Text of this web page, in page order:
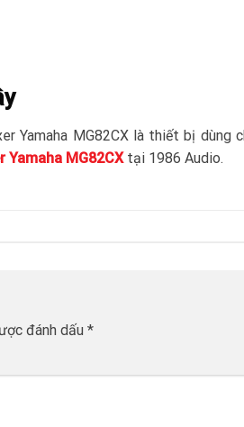
Yamaha MG82CX là thiết bị dùng
Yamaha MG82CXtại 1986 Audio.
đánh dấu *